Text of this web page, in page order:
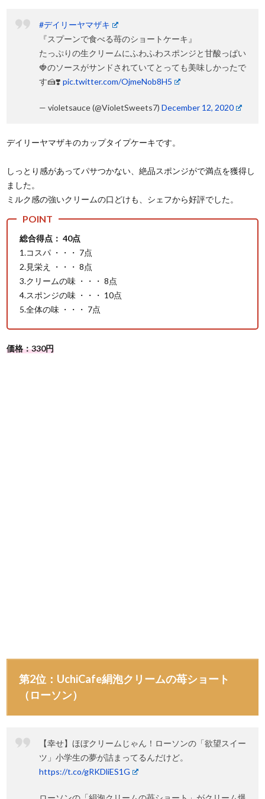
#デイリーヤマザキ
『スプーンで食べる苺のショートケーキ』
たっぷりの生クリームにふわふわスポンジと甘酸っぱい
🍓のソースがサンドされていてとっても美味しかったで
す🍰❣️pic.twitter.com/OjmeNob8H5
— violetsauce (@VioletSweets7)December 12, 2020
デイリーヤマザキのカップタイプケーキです。
しっとり感があってパサつかない、絶品スポンジがで満点を獲得し
ました。
ミルク感の強いクリームの口どけも、シェフから好評でした。
総合得点： 40点
1.コスパ ・・・ 7点
2.見栄え ・・・ 8点
3.クリームの味 ・・・ 8点
4.スポンジの味 ・・・ 10点
5.全体の味 ・・・ 7点
価格：330円
第2位：UchiCafe絹泡クリームの苺ショート
（ローソン）
【幸せ】ほぼクリームじゃん！ローソンの「欲望スイー
ツ」小学生の夢が詰まってるんだけど。
https://t.co/gRKDliES1G